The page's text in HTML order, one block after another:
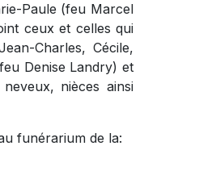
Paule (feu Marcel
ceux et celles qui
Charles, Cécile,
Denise Landry) et
nièces ainsi
funérarium de la: